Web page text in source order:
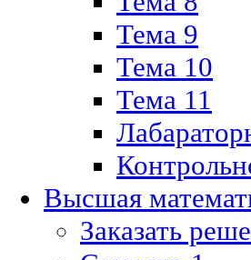
Тема 9
Тема 10
Тема 11
Высшая
Заказать